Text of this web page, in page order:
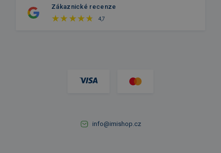
Zákaznické recenze
4,7
info@imishop.cz